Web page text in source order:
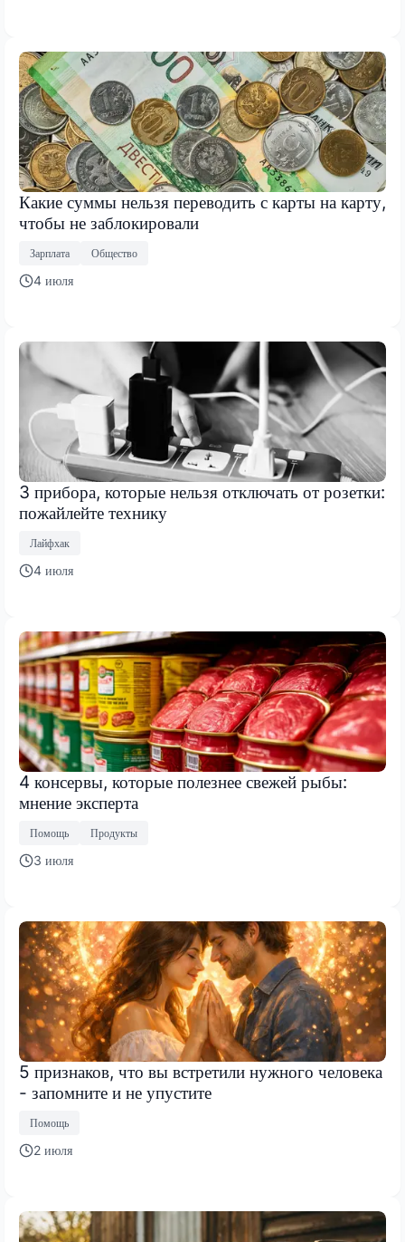
Какие суммы нельзя переводить с карты на карту,
чтобы не заблокировали
Зарплата Общество
4 июля
3 прибора, которые нельзя отключать от розетки:
пожайлейте технику
Лайфхак
4 июля
4 консервы, которые полезнее свежей рыбы:
мнение эксперта
Помощь Продукты
3 июля
5 признаков, что вы встретили нужного человека
- запомните и не упустите
Помощь
2 июля